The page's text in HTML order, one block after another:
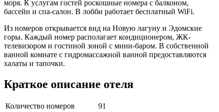
моря. К услугам гостей роскошные номера с балконом,
бассейн и спа-салон. В лобби работает бесплатный WiFi.
Из номеров открывается вид на Новую лагуну и Эдомские
горы. Каждый номер располагает кондиционером, ЖК-
телевизором и гостиной зоной с мини-баром. В собственной
ванной комнате с гидромассажной ванной предоставляются
халаты и тапочки.
Краткое описание отеля
Количество номеров
91